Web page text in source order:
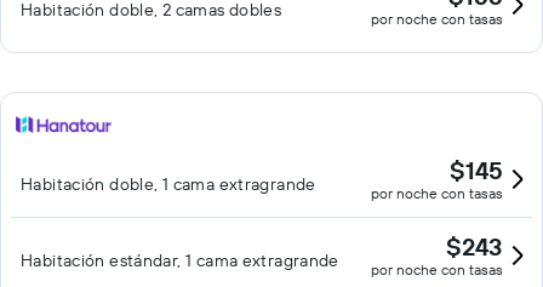
Habitación doble, 2 camas dobles por noche con tasas
Habitación doble, 1 cama extragrande $145
por noche con tasas
Habitación estándar, 1 cama extragrande $243
por noche con tasas